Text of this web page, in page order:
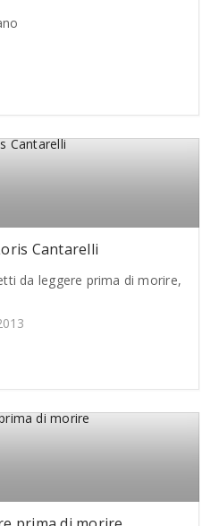
Cantarelli
da leggere prima di morire,